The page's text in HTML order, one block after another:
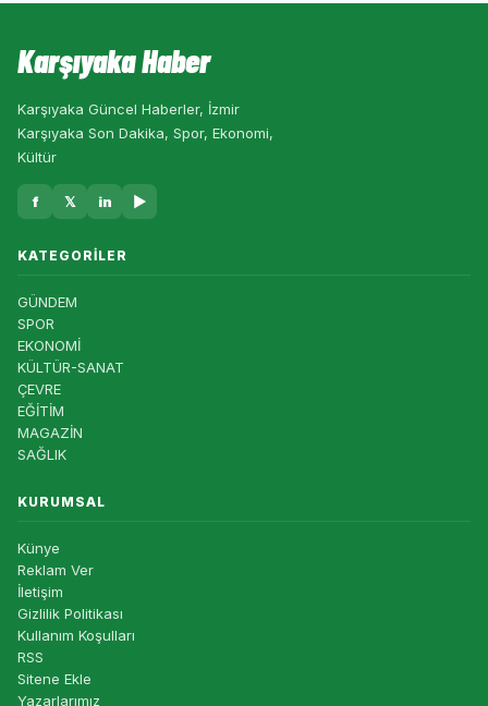
Karşıyaka Haber
Karşıyaka Güncel Haberler, İzmir
Karşıyaka Son Dakika, Spor, Ekonomi,
Kültür
f 𝕏 in ▶
KATEGORILER
GÜNDEM
SPOR
EKONOMİ
KÜLTÜR-SANAT
ÇEVRE
EĞİTİM
MAGAZİN
SAĞLIK
KURUMSAL
Künye
Reklam Ver
İletişim
Gizlilik Politikası
Kullanım Koşulları
RSS
Sitene Ekle
Yazarlarımız